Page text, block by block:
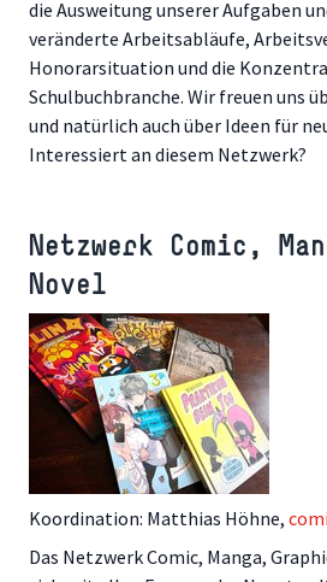
die Ausweitung unserer Aufgaben
veränderte Arbeitsabläufe,
Honorarsituation und die
Schulbuchbranche. Wir freuen uns
und natürlich auch über Ideen für
Interessiert an diesem Netzwerk?
Netzwerk Comic,
Novel
Koordination: Matthias Höhne,
Das Netzwerk Comic, Manga,